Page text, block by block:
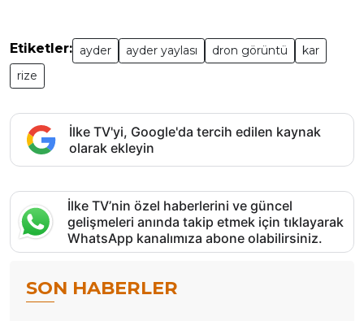
Etiketler: ayder ayder yaylası dron görüntü
kar
rize
İlke TV'yi, Google'da tercih edilen kaynak
olarak ekleyin
İlke TV’nin özel haberlerini ve güncel
gelişmeleri anında takip etmek için tıklayarak
WhatsApp kanalımıza abone olabilirsiniz.
SON HABERLER